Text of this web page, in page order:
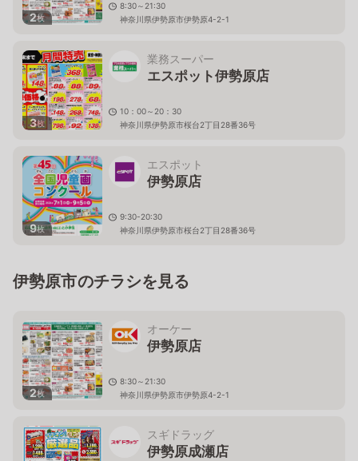
2枚
8:30～21:30
神奈川県伊勢原市伊勢原4-2-1
3枚
業務スーパー
エスポット伊勢原店
10：00～20：30
神奈川県伊勢原市桜台2丁目28番36号
9枚
エスポット
伊勢原店
9:30-20:30
神奈川県伊勢原市桜台2丁目28番36号
伊勢原市のチラシを見る
2枚
オーケー
伊勢原店
8:30～21:30
神奈川県伊勢原市伊勢原4-2-1
スギドラッグ
伊勢原成瀬店